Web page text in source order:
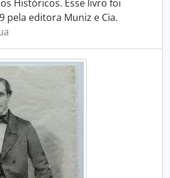
Históricos. Esse livro foi
pela editora Muniz e Cia.